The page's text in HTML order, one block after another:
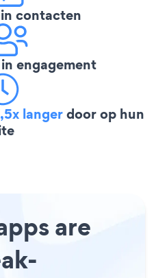
in contacten
in engagement
langerdoor op hun
are